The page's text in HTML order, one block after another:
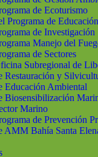
de Ecoturismo
Programa de
de Investigación
Manejo del
de Sectores
Subregional de
Restauración y
Educación Ambiental
Biosensibilización
Marino
de Prevención
AMM Bahía Santa